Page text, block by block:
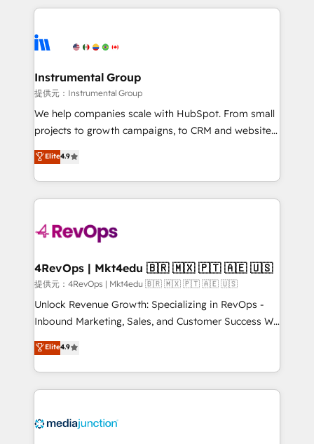
agency for an Ops problem. Don't hire a technical
agency for a growth problem. Hire a partner built to
eminent solutions & integrations. Trust us to
Elite Partners with 10+ years of HubSpot experience
Premier Partner 2023 🌟5 HubSpot Accreditations 🌟
Won HubSpot Theme Challenge 2021 🌟INBOUND’19
HubSpot Rising Star Why us? Harnessing the full
potential of the powerful HubSpot CRM. ✔️A team of
HubSpot experience ✔️Flexible pricing models —
Hourly-fee (assigned one Dedicated HubSpot
requirement). ✔️Helped over 25,000+ customers so
far with our HubSpot solutions. ✔️Bespoke apps &
on-demand bundle services. Connect with us today!
Instrumental Group
提供元：Instrumental Group
We help companies scale with HubSpot. From small
projects to growth campaigns, to CRM and websites.
Hire an agency that's experienced in every inch of
HubSpot and willing to work hand-in-hand with your
team to simplify the complex and build a better
experience for your team and customers.
Elite4.9
4RevOps | Mkt4edu 🇧🇷 🇲🇽 🇵🇹 🇦🇪 🇺🇸
提供元：4RevOps | Mkt4edu 🇧🇷 🇲🇽 🇵🇹 🇦🇪 🇺🇸
Unlock Revenue Growth: Specializing in RevOps -
Inbound Marketing, Sales, and Customer Success We
specialize in driving revenue growth for companies
across industries through tailored marketing, sales,
and customer success strategies, utilizing RevOps
methodologies. As Latin America's largest HubSpot
offer unparalleled insights. Operating in five
Elite4.9